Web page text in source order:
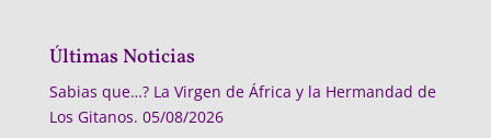
Últimas Noticias
Sabias que…? La Virgen de África y la Hermandad de
Los Gitanos. 05/08/2026